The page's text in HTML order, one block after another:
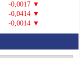
-0,0017 ▼
-0,0414 ▼
-0,0014 ▼